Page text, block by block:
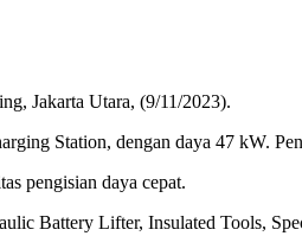
Jakarta Utara, (9/11/2023).
Station, dengan daya 47 kW.
pengisian daya cepat.
Battery Lifter, Insulated Tools,